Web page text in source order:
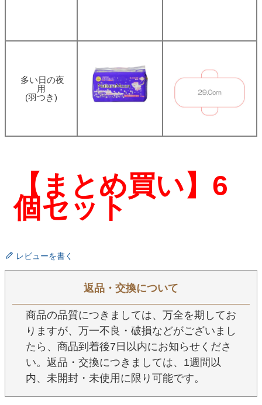
多い日の夜
用
(羽つき)
【まとめ買い】6
個セット
レビューを書く
返品・交換について
商品の品質につきましては、万全を期してお
りますが、万一不良・破損などがございまし
たら、商品到着後7日以内にお知らせくださ
い。返品・交換につきましては、1週間以
内、未開封・未使用に限り可能です。